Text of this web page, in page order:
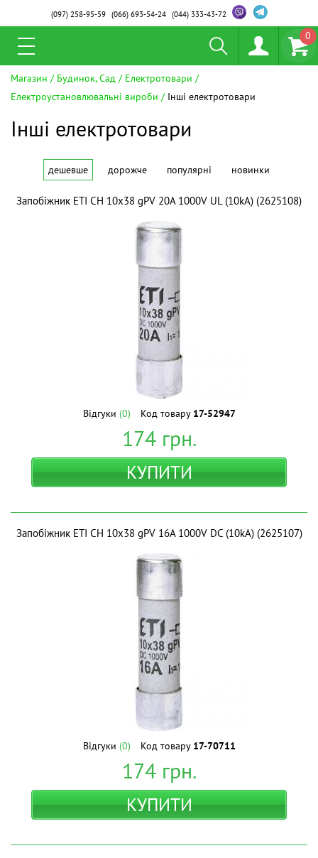
(097)258-95-59 (066)693-54-24 (044)333-43-72
0
Магазин Будинок, Сад
Електротовари
Електроустановлювальні вироби
Інші електротовари
Інші електротовари
дешевше дорожче популярні новинки
Запобіжник ETI CH 10х38 gPV 20A 1000V UL (10kA) (2625108)
Відгуки (0) Код товару 17-52947
174грн.
КУПИТИ
Запобіжник ETI CH 10x38 gPV 16A 1000V DC (10kA) (2625107)
Відгуки (0) Код товару 17-70711
174грн.
КУПИТИ